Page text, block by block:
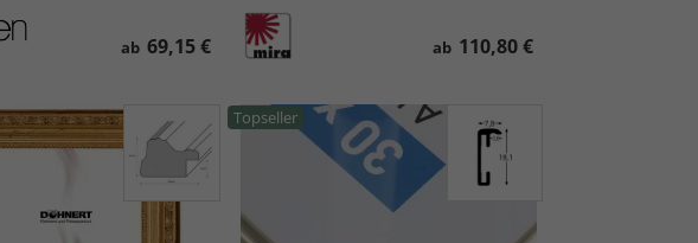
ab 69,15 € ab 110,80 €
Topseller